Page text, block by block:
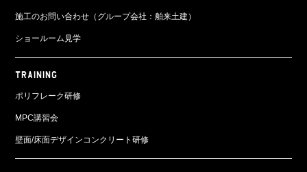
施工のお問い合わせ（グループ会社：舶来土建）
ショールーム見学
TRAINING
ポリフレーク研修
MPC講習会
壁面/床面デザインコンクリート研修